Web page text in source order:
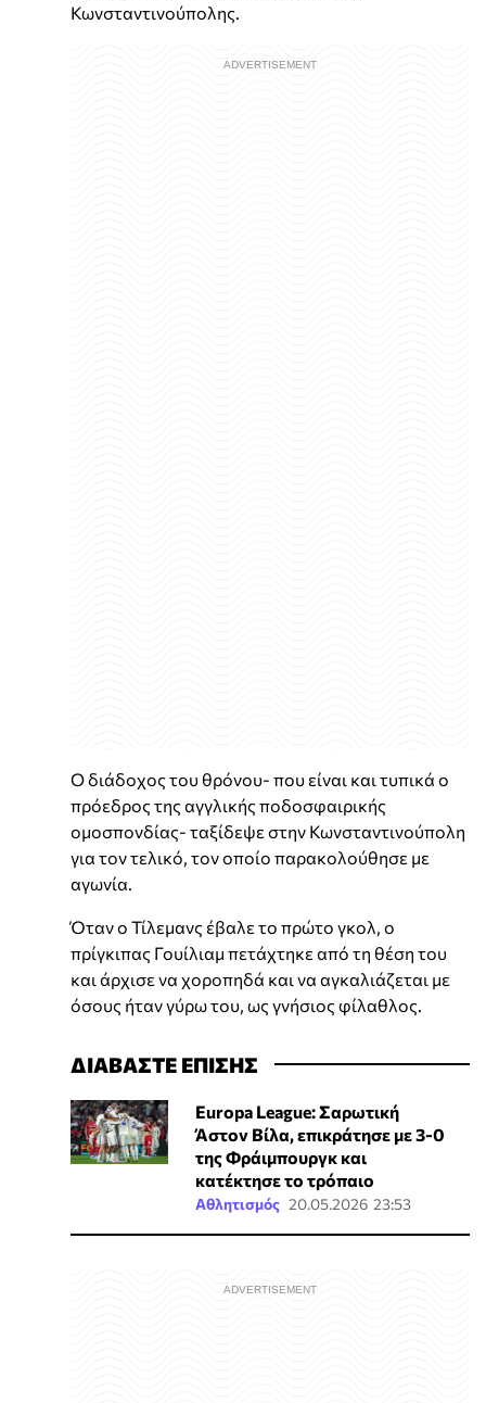
Κωνσταντινούπολης.
Ο διάδοχος του θρόνου- που είναι και τυπικά ο
πρόεδρος της αγγλικής ποδοσφαιρικής
ομοσπονδίας- ταξίδεψε στην Κωνσταντινούπολη
για τον τελικό, τον οποίο παρακολούθησε με
αγωνία.
Όταν ο Τίλεμανς έβαλε το πρώτο γκολ, ο
πρίγκιπας Γουίλιαμ πετάχτηκε από τη θέση του
και άρχισε να χοροπηδά και να αγκαλιάζεται με
όσους ήταν γύρω του, ως γνήσιος φίλαθλος.
ΔΙΑΒΑΣΤΕ ΕΠΙΣΗΣ
Europa League: Σαρωτική
Άστον Βίλα, επικράτησε με 3-0
της Φράιμπουργκ και
κατέκτησε το τρόπαιο
Αθλητισμός 20.05.2026 23:53